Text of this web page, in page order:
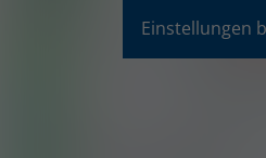
Einstellungen